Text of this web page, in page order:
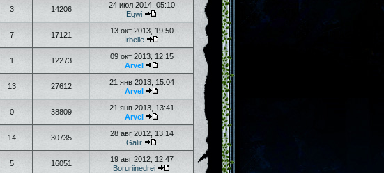
3 14206
24 июл 2014, 05:10
Eqwi
7 17121
13 окт 2013, 19:50
Irbelle
1 12273
09 окт 2013, 12:15
Arvel
13 27612
21 янв 2013, 15:04
Arvel
0 38809
21 янв 2013, 13:41
Arvel
14 30735
28 авг 2012, 13:14
Galir
5 16051
19 авг 2012, 12:47
Boruriinedrei